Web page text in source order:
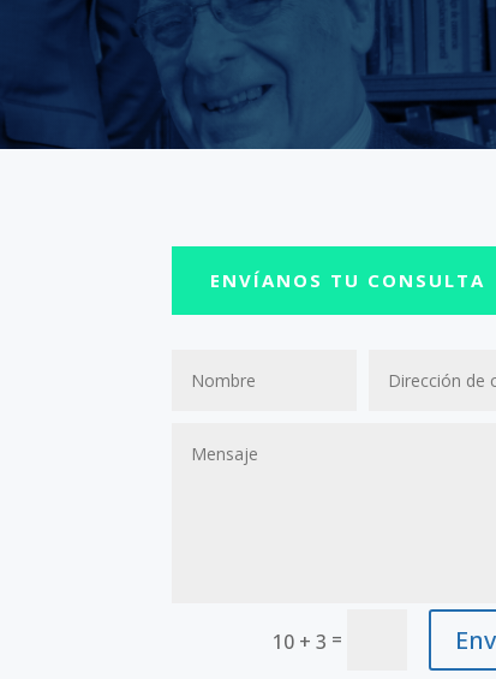
ENVÍANOS TU CONSULTA
10 + 3 =